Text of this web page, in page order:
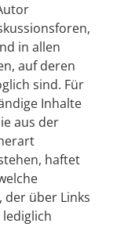
in allen
auf deren
sind. Für
Inhalte
aus der
haftet
der über Links